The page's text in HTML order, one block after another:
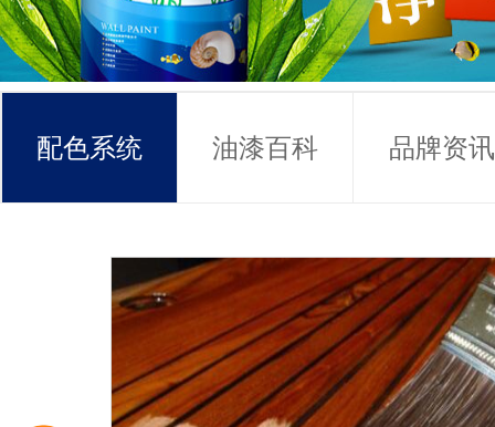
配色系统 油漆百科 品牌资讯
常见问题 联系方式